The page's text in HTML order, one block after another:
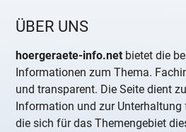
ÜBER UNS
hoergeraete-info.net bietet die
Informationen zum Thema.
und transparent. Die Seite dient
Information und zur Unterhaltung
die sich für das Themengebiet